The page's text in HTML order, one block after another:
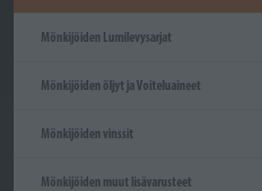
Mönkijöiden Lumilevysarjat
Mönkijöiden öljyt ja Voiteluaineet
Mönkijöiden vinssit
Mönkijöiden muut lisävarusteet